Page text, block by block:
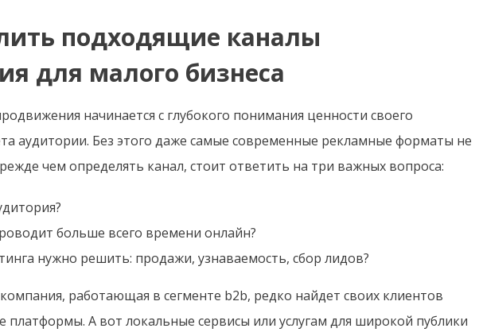
подходящие каналы
для малого бизнеса
начинается с глубокого понимания ценности своего
аудитории. Без этого даже самые современные рекламные форматы не
чем определять канал, стоит ответить на три важных вопроса:
больше всего времени онлайн?
нужно решить: продажи, узнаваемость, сбор лидов?
работающая в сегменте b2b, редко найдет своих клиентов
платформы. А вот локальные сервисы или услугам для широкой публики